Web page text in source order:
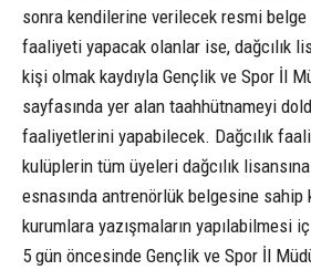
sonra kendilerine verilecek resmi belge
faaliyeti yapacak olanlar ise, dağcılık
kişi olmak kaydıyla Gençlik ve Spor İl
sayfasında yer alan taahhütnameyi
faaliyetlerini yapabilecek. Dağcılık
kulüplerin tüm üyeleri dağcılık
esnasında antrenörlük belgesine
kurumlara yazışmaların yapılabilmesi
5 gün öncesinde Gençlik ve Spor İl